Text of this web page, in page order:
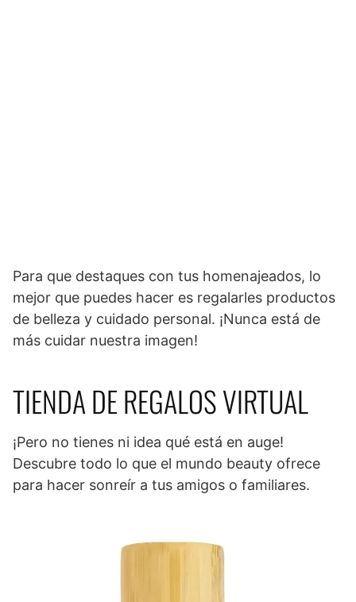
Para que destaques con tus homenajeados, lo
mejor que puedes hacer es regalarles productos
de belleza y cuidado personal. ¡Nunca está de
más cuidar nuestra imagen!
TIENDA DE REGALOS VIRTUAL
¡Pero no tienes ni idea qué está en auge!
Descubre todo lo que el mundo beauty ofrece
para hacer sonreír a tus amigos o familiares.